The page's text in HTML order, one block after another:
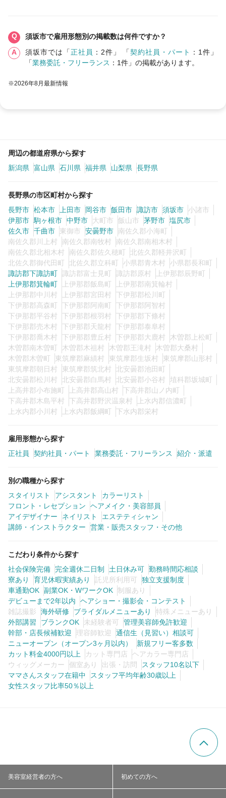
須坂市で雇用形態別の掲載数は何件ですか？
須坂市では「正社員 ：2件」 「契約社員・パート
：1件」
「業務委託・フリーランス ：1件」の掲載があります。
※2026年8月最新情報
周辺の都道府県から探す
新潟県
富山県 石川県 福井県 山梨県 長野県
長野県の市区町村から探す
長野市 松本市 上田市 岡谷市 飯田市 諏訪市 須坂市 小諸市
伊那市 駒ヶ根市 中野市 大町市 飯山市 茅野市 塩尻市
佐久市 千曲市 東御市 安曇野市
南佐久郡小海町
南佐久郡川上村
南佐久郡南牧村
南佐久郡南相木村
南佐久郡北相木村
南佐久郡佐久穂町
北佐久郡軽井沢町
北佐久郡御代田町
北佐久郡立科町 小県郡青木村
小県郡長和町
諏訪郡下諏訪町 諏訪郡富士見町 諏訪郡原村
上伊那郡辰野町
上伊那郡箕輪町
上伊那郡飯島町
上伊那郡南箕輪村
上伊那郡中川村
上伊那郡宮田村
下伊那郡松川町
下伊那郡高森町
下伊那郡阿南町
下伊那郡阿智村
下伊那郡平谷村
下伊那郡根羽村
下伊那郡下條村
下伊那郡売木村
下伊那郡天龍村
下伊那郡泰阜村
下伊那郡喬木村
下伊那郡豊丘村 下伊那郡大鹿村
木曽郡上松町
木曽郡南木曽町
木曽郡木祖村 木曽郡王滝村
木曽郡大桑村
木曽郡木曽町
東筑摩郡麻績村 東筑摩郡生坂村
東筑摩郡山形村
東筑摩郡朝日村
東筑摩郡筑北村
北安曇郡池田町
北安曇郡松川村
北安曇郡白馬村 北安曇郡小谷村
埴科郡坂城町
上高井郡小布施町
上高井郡高山村
下高井郡山ノ内町
下高井郡木島平村
下高井郡野沢温泉村
上水内郡信濃町
上水内郡小川村
上水内郡飯綱町 下水内郡栄村
雇用形態から探す
正社員
契約社員・パート 業務委託・フリーランス 紹介・派遣
別の職種から探す
スタイリスト
アシスタント
カラーリスト
フロント・レセプション
ヘアメイク・美容部員
アイデザイナー
ネイリスト
エステティシャン
講師・インストラクター
営業・販売スタッフ・その他
こだわり条件から探す
社会保険完備
完全週休二日制 土日休み可 勤務時間応相談
寮あり
育児休暇実績あり 託児所利用可
独立支援制度
車通勤OK 副業OK・WワークOK 制服あり
デビューまで2年以内
ヘアショー・撮影会・コンテスト
雑誌撮影
海外研修 ブライダルメニューあり
特殊メニューあり
外部講習
ブランクOK 未経験者可
管理美容師免許歓迎
幹部・店長候補歓迎
理容師歓迎
通信生（見習い）相談可
ニューオープン（オープン3ヶ月以内）
新規フリー客多数
カット料金4000円以上
カット専門店
ヘアカラー専門店
ウィッグメーカー
個室あり 出張・訪問
スタッフ10名以下
ママさんスタッフ在籍中
スタッフ平均年齢30歳以上
女性スタッフ比率50％以上
美容室経営者の方へ 初めての方へ